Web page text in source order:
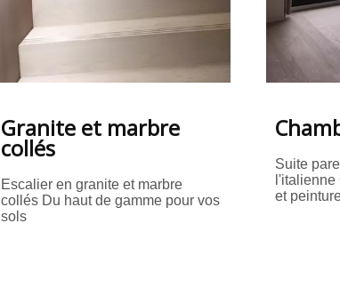
Granite et marbre
collés
Escalier en granite et marbre
collés Du haut de gamme pour vos
sols
Suite
l'italienne
et